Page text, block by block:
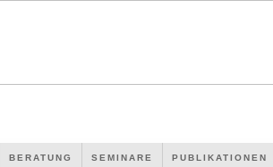
BERATUNG SEMINARE PUBLIKATIONEN